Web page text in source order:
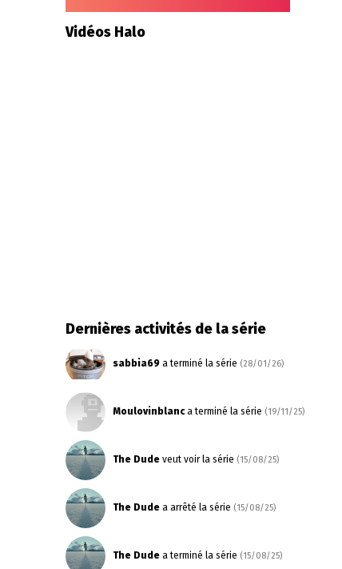
Vidéos Halo
Dernières activités de la série
sabbia69 a terminé la série (28/01/26)
Moulovinblanca terminé la série (19/11/25)
The Dude veut voir la série (15/08/25)
The Dude a arrêté la série (15/08/25)
The Dude a terminé la série (15/08/25)